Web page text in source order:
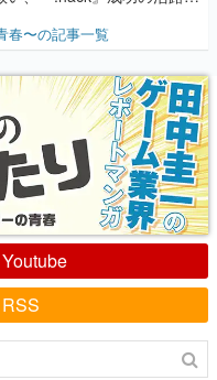
男児・松山 洋に流れる血は
』色だった【若ゲのいた
春〜の記事一覧
Youtube
RSS